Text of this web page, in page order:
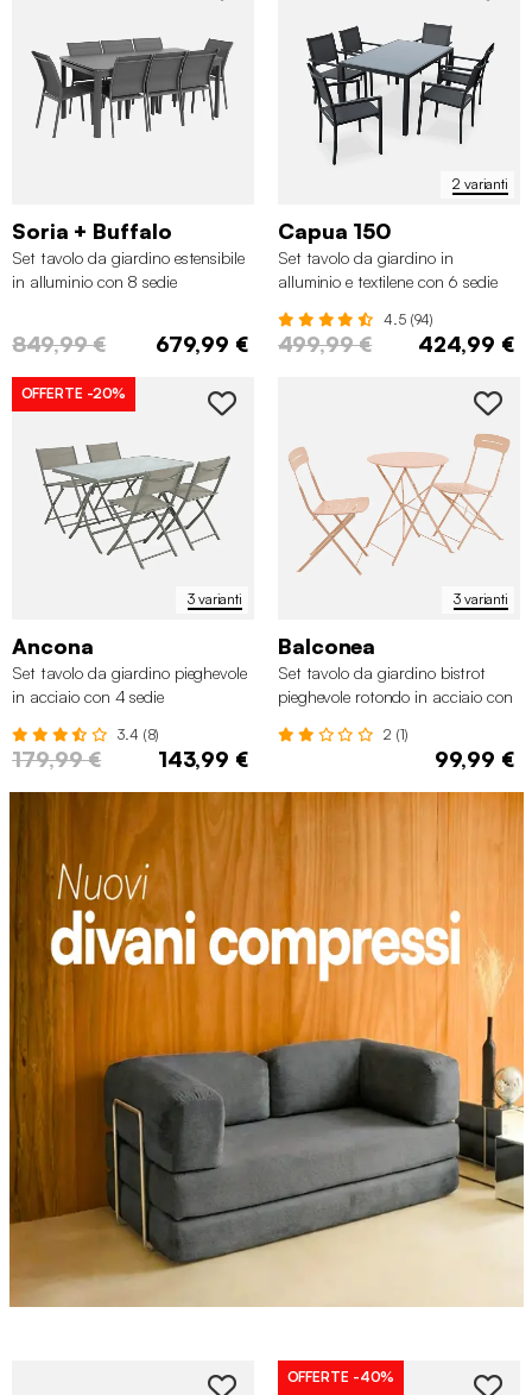
Soria + Buffalo
Set tavolo da giardino estensibile
in alluminio con 8 sedie
849,99 € 679,99 €
2 varianti
Capua 150
Set tavolo da giardino in
alluminio e textilene con 6 sedie
4.5 (94)
499,99 € 424,99 €
3 varianti
OFFERTE -20%
Ancona
Set tavolo da giardino pieghevole
in acciaio con 4 sedie
3.4 (8)
179,99 € 143,99 €
3 varianti
Balconea
Set tavolo da giardino bistrot
pieghevole rotondo in acciaio con
2 (1)
99,99 €
OFFERTE -40%